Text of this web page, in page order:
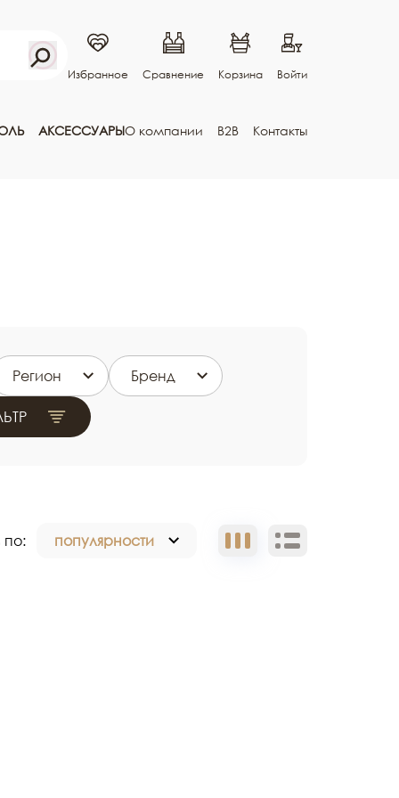
Избранное Сравнение Корзина Войти
АКСЕССУАРЫО компании B2B Контакты
Регион Бренд
по: популярности